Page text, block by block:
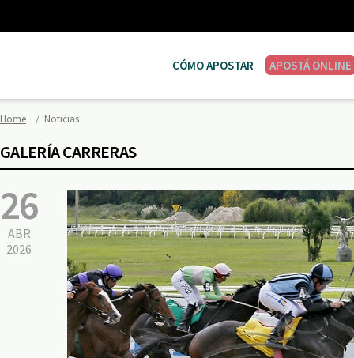
CÓMO APOSTAR APOSTÁ ONLINE
Home Noticias
GALERÍA CARRERAS
26
ABR
2026